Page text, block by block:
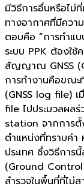
มีวิธีการอื่นหรือไม่
ทางอากาศที่มีควา
ตอบคือ “การทำแ
ระบบ PPK ต้องใช้
สัญญาณ GNSS
การทำงานคือขณะ
(GNSS log file) เ
file ไปประมวลผล
station จากการ
ตำแหน่งที่ทราบค่า
ประเทศ ซึ่งวิธีการ
(Ground
สำรวจในพื้นที่ที่ไม่ส